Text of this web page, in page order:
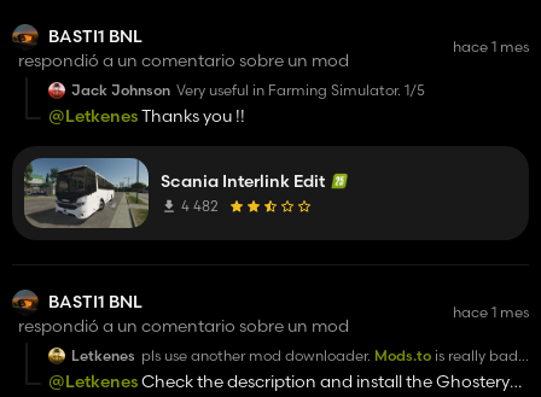
BASTI1 BNL
respondió a un comentario sobre un mod
hace 1 mes
Jack Johnson Very useful in Farming Simulator. 1/5
@LetkenesThanks you !!
Scania Interlink Edit
4 482
BASTI1 BNL
respondió a un comentario sobre un mod
hace 1 mes
Letkenes pls use another mod downloader. Mods.to is really bad.
I cant download this mod :(
@LetkenesCheck the description and install the Ghostery